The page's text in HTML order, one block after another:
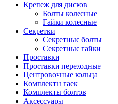
Крепеж для дисков
Болты колесные
Гайки колесные
Секретки
Секретные болты
Секретные гайки
Проставки
Проставки переходные
Центровочные кольца
Комплекты гаек
Комплекты болтов
Аксессуары